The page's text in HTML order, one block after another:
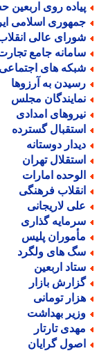
روی اربعین
اسلامی ایران
عالی انقلاب
جامع تجارت
های اجتماعی
به آرزوها
مجلس
امدادی
گسترده
دوستانه
تهران
امارات
فرهنگی
لاریجانی
گذاری
پلیس
های ولگرد
اربعین
بازار
تومانی
بهداشت
تارتار
گرایان